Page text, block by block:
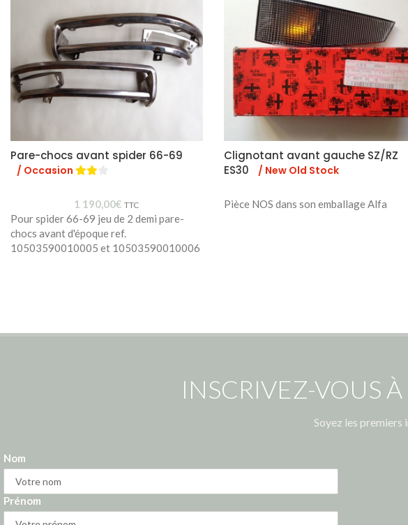
Pare-chocs avant spider 66-69
/ Occasion
1 190,00€ TTC
Pour spider 66-69 jeu de 2 demi pare-
chocs avant d'époque ref.
10503590010005 et 10503590010006
Clignotant avant gauche SZ/RZ
ES30
/ New Old Stock
Pièce NOS dans son emballage Alfa
INSCRIVEZ-VOUS
Soyez les
Nom
Prénom